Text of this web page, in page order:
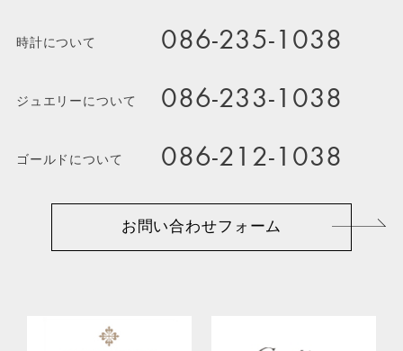
時計について 086-235-1038
ジュエリーについて 086-233-1038
ゴールドについて 086-212-1038
お問い合わせフォーム